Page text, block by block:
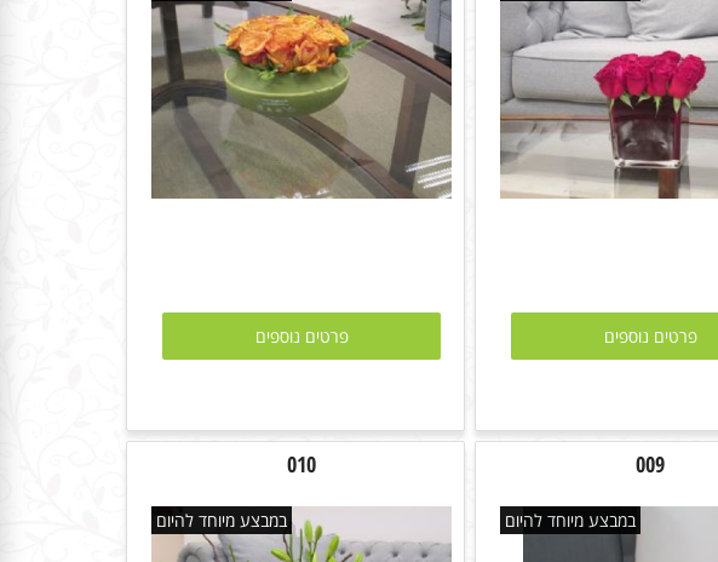
פרטים נוספים פרטים נוספים
009
במבצע מיוחד להיום
010
במבצע מיוחד להיום